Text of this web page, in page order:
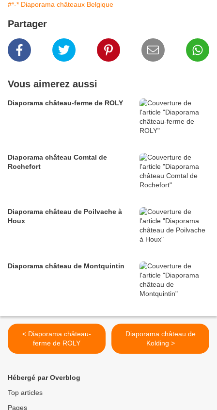
#*-* Diaporama châteaux Belgique
Partager
Vous aimerez aussi
Diaporama château-ferme de ROLY
Diaporama château Comtal de
Rochefort
Diaporama château de Poilvache à
Houx
Diaporama château de Montquintin
< Diaporama château-
ferme de ROLY
Diaporama château de
Kolding >
Hébergé par Overblog
Top articles
Pages